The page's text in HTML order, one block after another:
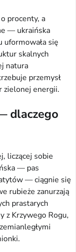
procenty, a
— ukraińska
się
skalnych
natura
przemysł
zielonej energii.
dlaczego
liczącej sobie
— pas
— ciągnie się
rubieże zanurzają
prastarych
z Krzywego Rogu,